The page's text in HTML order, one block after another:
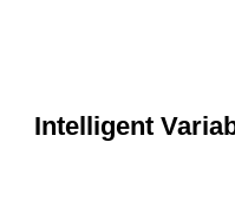
Intelligent